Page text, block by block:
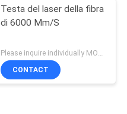
Testa del laser della fibra
di 6000 Mm/S
CONTACT